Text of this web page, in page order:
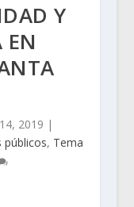
Y
EN
2019 |
públicos, Tema